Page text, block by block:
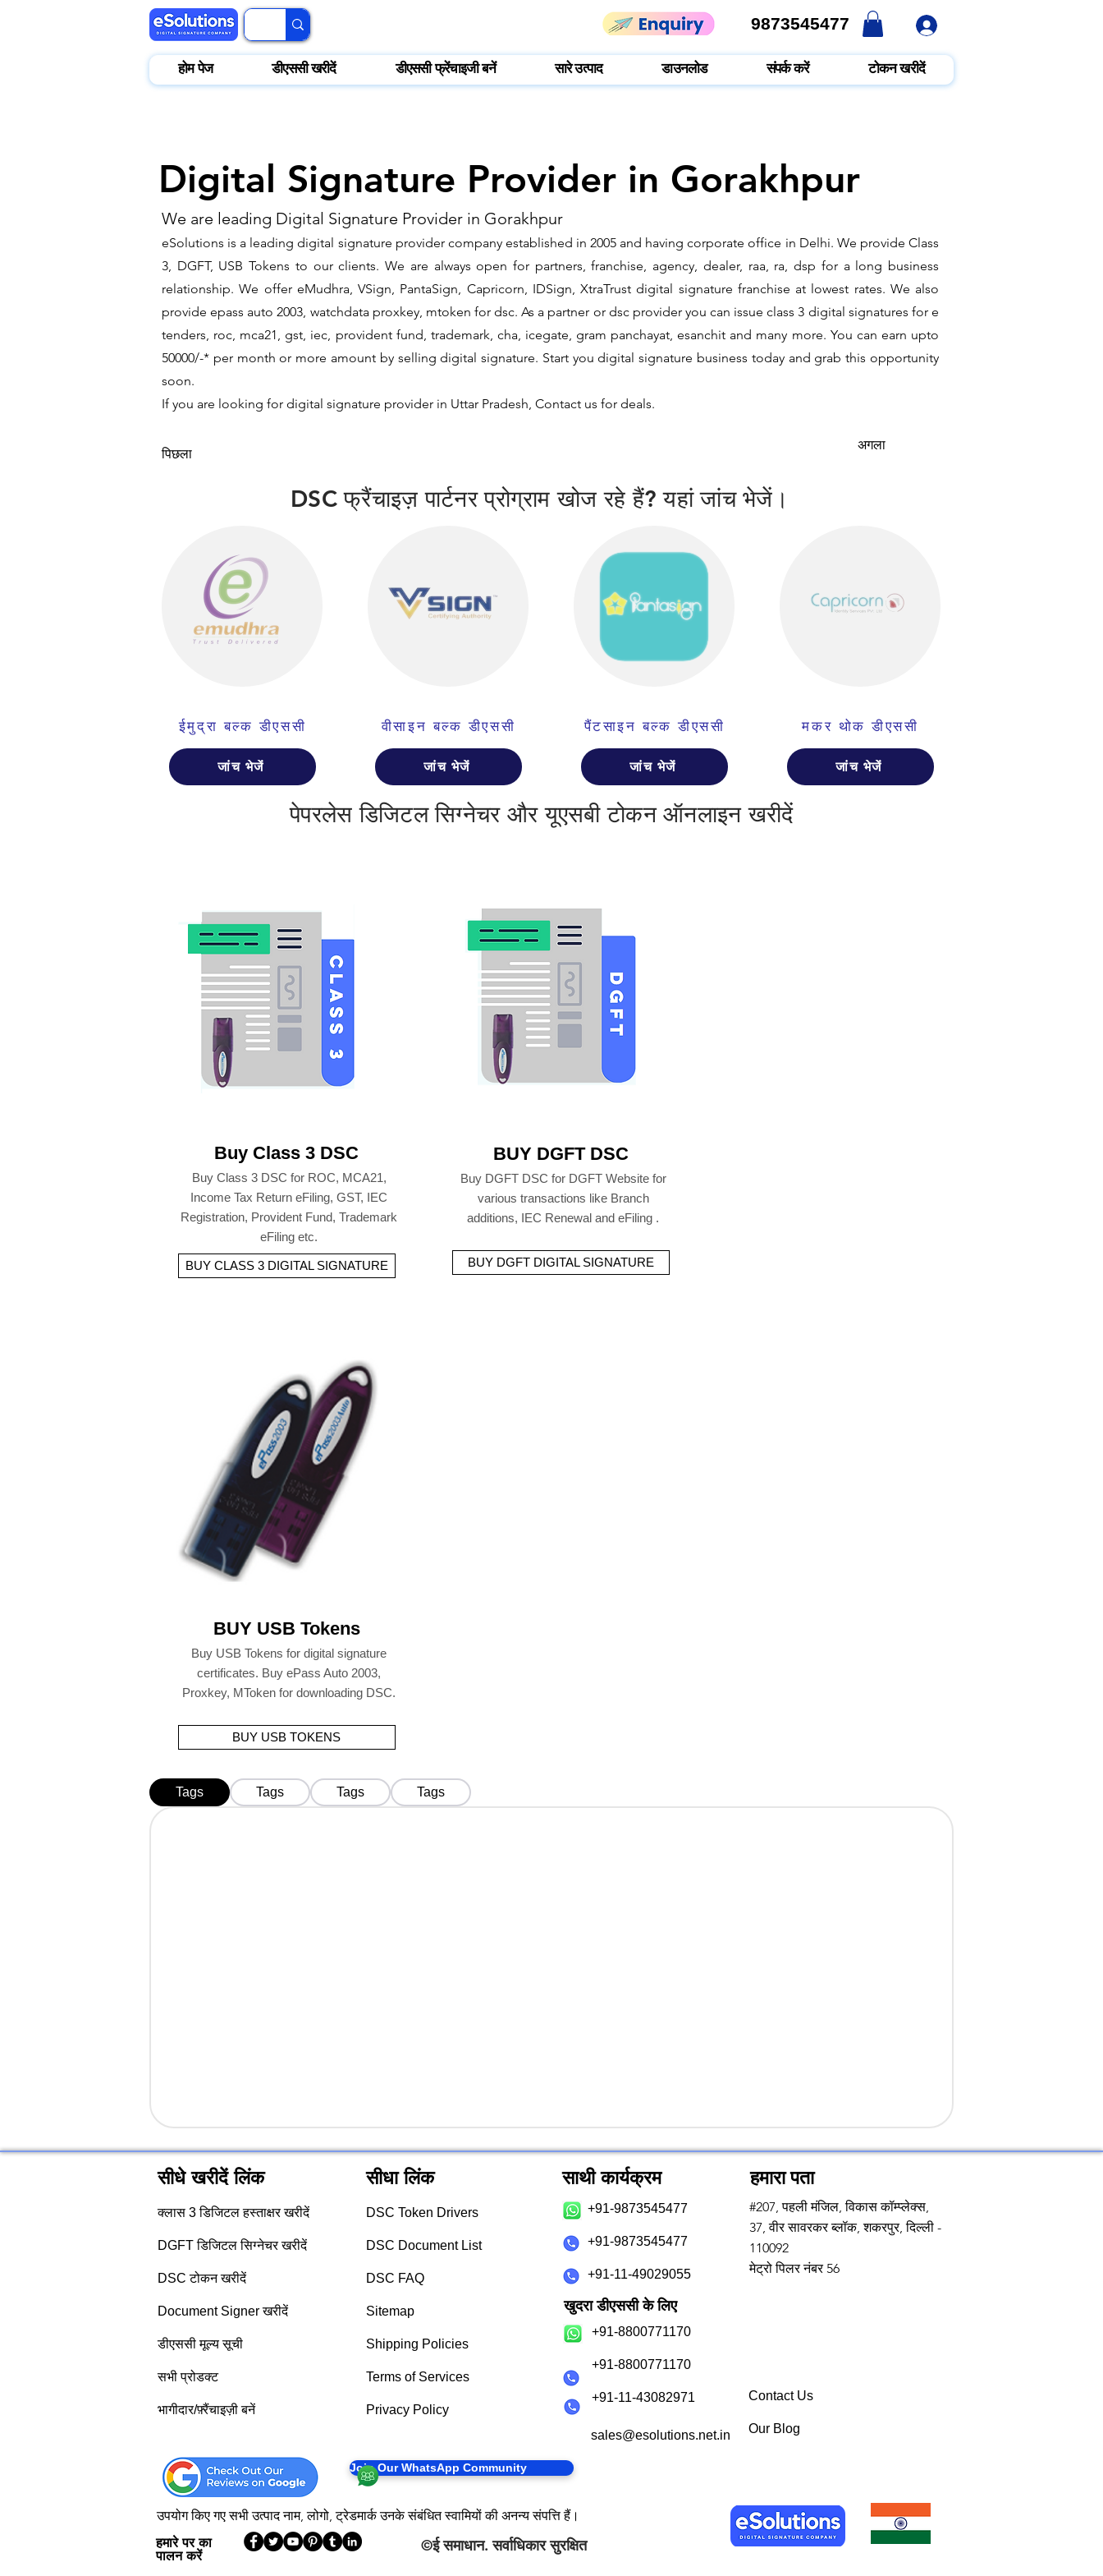
9873545477
9873545477
होम पेज डीएससी खरीदें डीएससी फ्रेंचाइजी बनें सारे उत्पाद डाउनलोड संपर्क करें टोकन खरीदें
Digital Signature Provider in Gorakhpur
We are leading Digital Signature Provider in Gorakhpur
​eSolutions is a leading digital signature provider company established in 2005 and having corporate office in Delhi. We provide Class
3, DGFT, USB Tokens to our clients. We are always open for partners, franchise, agency, dealer, raa, ra, dsp for a long business
relationship. We offer eMudhra, VSign, PantaSign, Capricorn, IDSign, XtraTrust digital signature franchise at lowest rates. We also
provide epass auto 2003, watchdata proxkey, mtoken for dsc. As a partner or dsc provider you can issue class 3 digital signatures for e
tenders, roc, mca21, gst, iec, provident fund, trademark, cha, icegate, gram panchayat, esanchit and many more. You can earn upto
50000/-* per month or more amount by selling digital signature. Start you digital signature business today and grab this opportunity
soon.
If you are looking for digital signature provider in Uttar Pradesh, Contact us for deals.
पिछला
अगला
DSC फ्रैंचाइज़ पार्टनर प्रोग्राम खोज रहे हैं? यहां जांच भेजें।
ईमुद्रा बल्क डीएससी
जांच भेजें
वीसाइन बल्क डीएससी
जांच भेजें
पैंटसाइन बल्क डीएससी
जांच भेजें
मकर थोक डीएससी
जांच भेजें
पेपरलेस डिजिटल सिग्नेचर और यूएसबी टोकन ऑनलाइन खरीदें
Buy Class 3 DSC
Buy Class 3 DSC for ROC, MCA21,
Income Tax Return eFiling, GST, IEC
Registration, Provident Fund, Trademark
eFiling etc.
BUY CLASS 3 DIGITAL SIGNATURE
BUY DGFT DSC
Buy DGFT DSC for DGFT Website for
various transactions like Branch
additions, IEC Renewal and eFiling .
BUY DGFT DIGITAL SIGNATURE
BUY USB Tokens
Buy USB Tokens for digital signature
certificates. Buy ePass Auto 2003,
Proxkey, MToken for downloading DSC.
BUY USB TOKENS
Tags Tags Tags Tags
सीधे खरीदें लिंक
क्लास 3 डिजिटल हस्ताक्षर खरीदें
DGFT डिजिटल सिग्नेचर खरीदें
DSC टोकन खरीदें
Document Signer खरीदें
डीएससी मूल्य सूची
सभी प्रोडक्ट
भागीदार/फ़्रैंचाइज़ी बनें
सीधा लिंक
DSC Token Drivers
DSC Document List
DSC FAQ
Sitemap
Shipping Policies
Terms of Services
Privacy Policy
साथी कार्यक्रम
+91-9873545477
+91-9873545477
+91-11-49029055
खुदरा डीएससी के लिए
+91-8800771170
+91-8800771170
+91-11-43082971
sales@esolutions.net.in
हमारा पता
#207, पहली मंजिल, विकास कॉम्प्लेक्स,
37, वीर सावरकर ब्लॉक, शकरपुर, दिल्ली -
110092
मेट्रो पिलर नंबर 56
Contact Us
Our Blog
Join Our WhatsApp Community
उपयोग किए गए सभी उत्पाद नाम, लोगो, ट्रेडमार्क उनके संबंधित स्वामियों की अनन्य संपत्ति हैं।
हमारे पर का
पालन करें
©ई समाधान. सर्वाधिकार सुरक्षित